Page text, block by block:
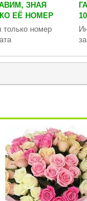
ЗНАЯ
ЕЁ НОМЕР
только номер